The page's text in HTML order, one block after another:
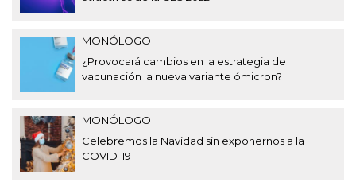
MONÓLOGO
¿Provocará cambios en la estrategia de
vacunación la nueva variante ómicron?
MONÓLOGO
Celebremos la Navidad sin exponernos a la
COVID-19